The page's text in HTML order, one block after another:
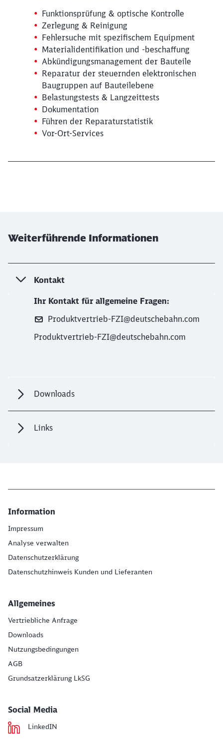
Funktionsprüfung & optische Kontrolle
Zerlegung & Reinigung
Fehlersuche mit spezifischem Equipment
Materialidentifikation und -beschaffung
Abkündigungsmanagement der Bauteile
Reparatur der steuernden elektronischen
Baugruppen auf Bauteilebene
Belastungstests & Langzeittests
Dokumentation
Führen der Reparaturstatistik
Vor-Ort-Services
Weiterführende Informationen
Kontakt
Ihr Kontakt für allgemeine Fragen:
Produktvertrieb-FZI@deutschebahn.com
Produktvertrieb-FZI@deutschebahn.com
Downloads
Links
Information
Impressum
Analyse verwalten
Datenschutzerklärung
Datenschutzhinweis Kunden und Lieferanten
Allgemeines
Vertriebliche Anfrage
Downloads
Nutzungsbedingungen
AGB
Grundsatzerklärung LkSG
Social Media
LinkedIN
Möchten Sie zu weitergeleitet
werden?
Abbrechen